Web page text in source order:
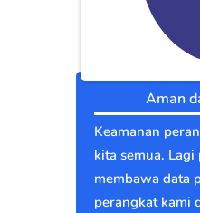
Aman
Keamanan
kita semua.
membawa data
perangkat kami